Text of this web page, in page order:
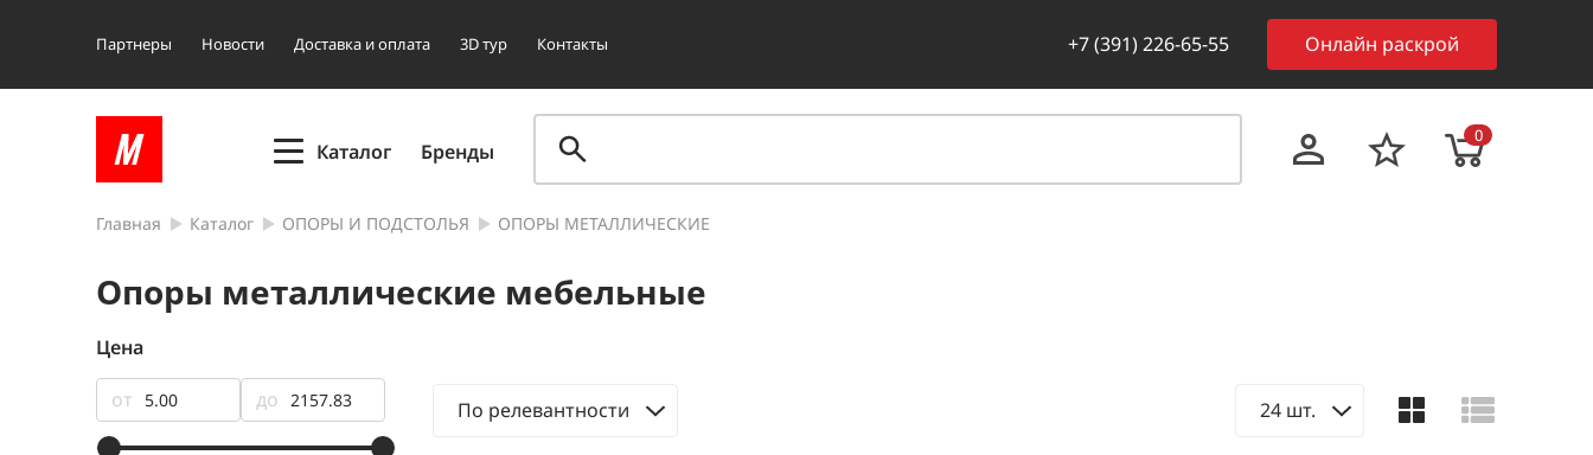
Партнеры Новости Доставка и оплата 3D тур Контакты +7 (391) 226-65-55 Онлайн раскрой
Каталог Бренды
0
Главная Каталог ОПОРЫ И ПОДСТОЛЬЯ ОПОРЫ МЕТАЛЛИЧЕСКИЕ
Опоры металлические мебельные
Цена
от
до По релевантности 24 шт.